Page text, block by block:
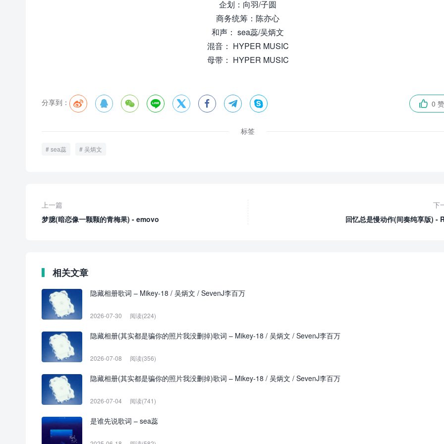
企划：向羽/子圆
商务统筹：陈亦心
和声： sea蕊/吴炳文
混音： HYPER MUSIC
母带： HYPER MUSIC
分享到：          0 赞
标签
sea蕊 吴炳文
上一篇
梦臆(暗恋像一颗颗的青梅果) - emovo
下
回忆总是慢动作(间奏纯享版) -
相关文章
隐藏相册歌词 – Mikey-18 / 吴炳文 / SevenJ李百万
2026-07-30 阅读(224)
隐藏相册(其实都是骗你的照片我没删掉)歌词 – Mikey-18 / 吴炳文 / SevenJ李百万
2026-07-08 阅读(356)
隐藏相册(其实都是骗你的照片我没删掉)歌词 – Mikey-18 / 吴炳文 / SevenJ李百万
2026-07-04 阅读(741)
是谁先说歌词 – sea蕊